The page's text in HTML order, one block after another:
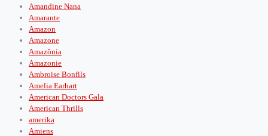
Amandine Nana
Amarante
Amazon
Amazone
Amazônia
Amazonie
Ambroise Bonfils
Amelia Earhart
American Doctors Gala
American Thrills
amerika
Amiens